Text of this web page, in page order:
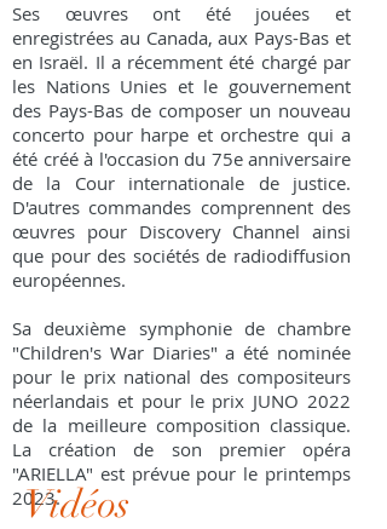
Ses œuvres ont été jouées et
enregistrées au Canada, aux Pays-Bas et
en Israël. Il a récemment été chargé par
les Nations Unies et le gouvernement
des Pays-Bas de composer un nouveau
concerto pour harpe et orchestre qui a
été créé à l'occasion du 75e anniversaire
de la Cour internationale de justice.
D'autres commandes comprennent des
œuvres pour Discovery Channel ainsi
que pour des sociétés de radiodiffusion
européennes.
Sa deuxième symphonie de chambre
"Children's War Diaries" a été nominée
pour le prix national des compositeurs
néerlandais et pour le prix JUNO 2022
de la meilleure composition classique.
La création de son premier opéra
"ARIELLA" est prévue pour le printemps
2023.
Vidéos